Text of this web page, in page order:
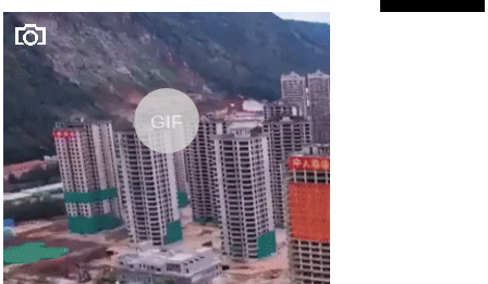
Anzeige
GIF